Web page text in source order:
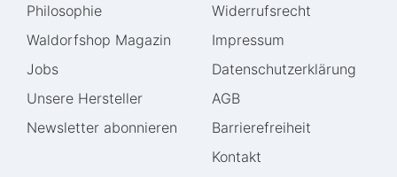
Philosophie
Waldorfshop Magazin
Jobs
Unsere Hersteller
Newsletter abonnieren
Widerrufs­recht
Impressum
Daten­schutz­erklärung
AGB
Barrierefreiheit
Kontakt